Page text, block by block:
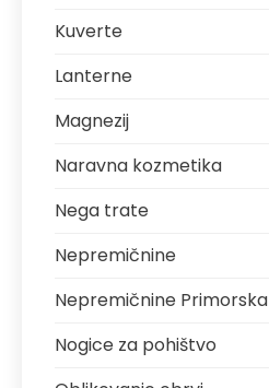
Kuverte
Lanterne
Magnezij
Naravna kozmetika
Nega trate
Nepremičnine
Nepremičnine Primorska
Nogice za pohištvo